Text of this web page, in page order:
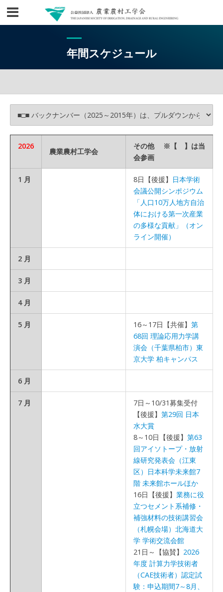
年間スケジュール
2026
農業農村工学会
その他 ※【 】は当
会参画
1 月 8日【後援】 日本学術
会議公開シンポジウム
「人口10万人地方自治
体における第一次産業
の多様な貢献」（オン
ライン開催）
2 月
3 月
4 月
5 月 16～17日【共催】 第
68回 理論応用力学講
演会（千葉県柏市）東
京大学 柏キャンパス
6 月
7 月
7日～10/31募集受付
【後援】 第29回 日本
水大賞
8～10日【後援】 第63
回アイソトープ・放射
線研究発表会（江東
区）日本科学未来館7
階 未来館ホールほか
16日【後援】 業務に役
立つセメント系補修・
補強材料の技術講習会
（札幌会場）北海道大
学 学術交流会館
21日～【協賛】 2026
年度 計算力学技術者
（CAE技術者）認定試
験：申込期間7～8月、